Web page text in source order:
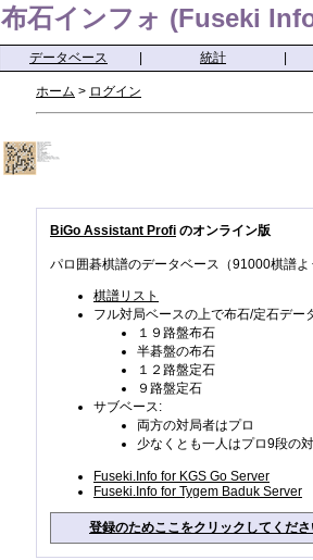
布石インフォ (Fuseki
データベース 統計
ホーム > ログイン
BiGo Assistant Profi のオンライン版
パロ囲碁棋譜のデータベース（91000棋譜よ
棋譜リスト
フル対局ベースの上で布石/定石デー
１９路盤布石
半碁盤の布石
１２路盤定石
９路盤定石
サブベース:
両方の対局者はプロ
少なくとも一人はプロ9段の
Fuseki.Info for KGS Go Server
Fuseki.Info for Tygem Baduk Server
登録のためここをクリックしてくだ